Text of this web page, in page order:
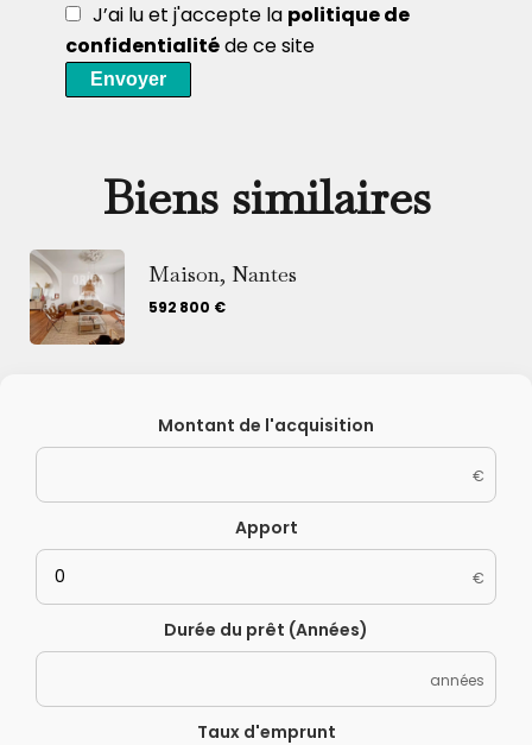
J’ai lu et j'accepte la politique de
confidentialitéde ce site
Envoyer
Biens similaires
Maison, Nantes
592 800 €
Montant de l'acquisition
€
Apport
€
Durée du prêt (Années)
années
Taux d'emprunt